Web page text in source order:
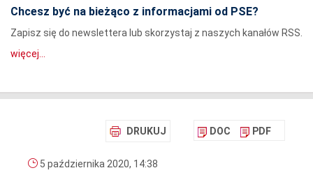
Chcesz być na bieżąco z informacjami od PSE?
Zapisz się do newslettera lub skorzystaj z naszych kanałów RSS.
więcej...
DRUKUJ DOC PDF
5 października 2020, 14:38